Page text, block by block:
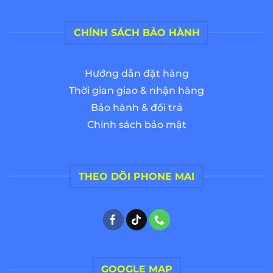
CHÍNH SÁCH BẢO HÀNH
Hướng dẫn đặt hàng
Thời gian giao & nhận hàng
Bảo hành & đổi trả
Chính sách bảo mật
THEO DÕI PHONE MAI
GOOGLE MAP